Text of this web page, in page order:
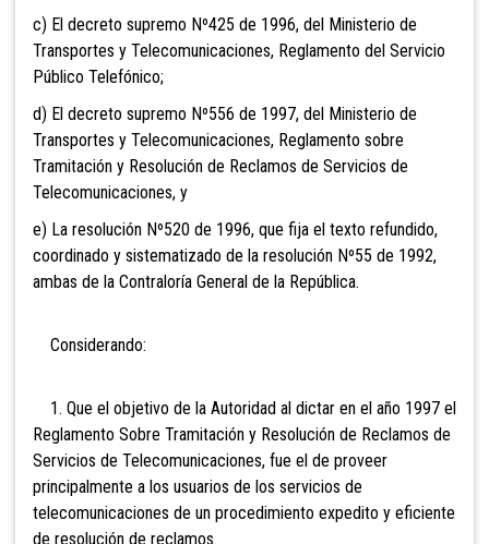
c) El decreto supremo Nº425 de 1996, del Ministerio de
Transportes y Telecomunicaciones, Reglamento del Servicio
Público Telefónico;
d) El decreto supremo Nº556 de 1997, del Ministerio de
Transportes y Telecomunicaciones, Reglamento sobre
Tramitación y Resolución de Reclamos de Servicios de
Telecomunicaciones, y
e) La resolución Nº520 de 1996, que fija el texto refundido,
coordinado y sistematizado de la resolución Nº55 de 1992,
ambas de la Contraloría General de la República.
Considerando:
1. Que el objetivo de la Autoridad al dictar en el año 1997 el
Reglamento Sobre Tramitación y Resolución de Reclamos de
Servicios de Telecomunicaciones, fue el de proveer
principalmente a los usuarios de los servicios de
telecomunicaciones de un procedimiento expedito y eficiente
de resolución de reclamos.